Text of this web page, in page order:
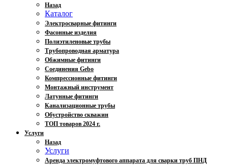
Назад
Каталог
Электросварные фитинги
Фасонные изделия
Полиэтиленовые трубы
Трубопроводная арматура
Обжимные фитинги
Соединения Gebo
Компрессионные фитинги
Монтажный инструмент
Латунные фитинги
Канализационные трубы
Обустройство скважин
ТОП товаров 2024 г.
Услуги
Назад
Услуги
Аренда электромуфтового аппарата для сварки труб ПНД